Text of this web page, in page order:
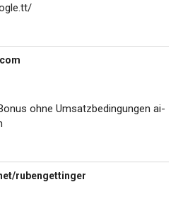
ohne Umsatzbedingungen ai-
rubengettinger